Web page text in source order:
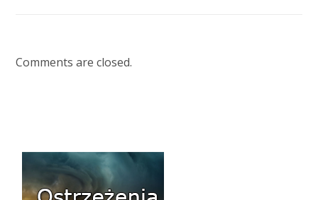
Comments are closed.